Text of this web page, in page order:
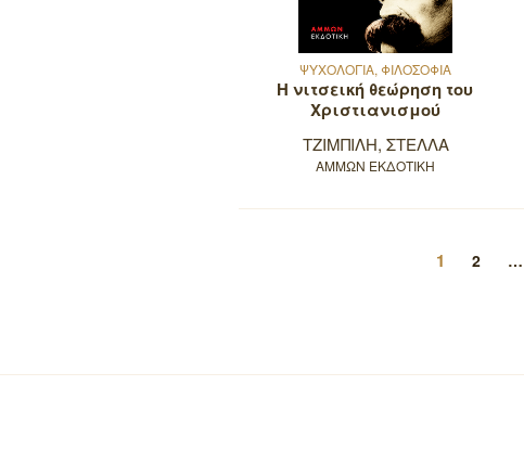
ΨΥΧΟΛΟΓΙΑ, ΦΙΛΟΣΟΦΙΑ
Η νιτσεική θεώρηση του
Χριστιανισμού
ΤΖΙΜΠΙΛΗ, ΣΤΕΛΛΑ
ΑΜΜΩΝ ΕΚΔΟΤΙΚΗ
Σελίδα
1 Σελίδα
2 …